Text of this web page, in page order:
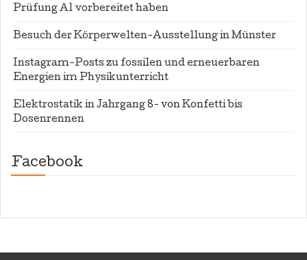
Prüfung A1 vorbereitet haben
Besuch der Körperwelten-Ausstellung in Münster
Instagram-Posts zu fossilen und erneuerbaren
Energien im Physikunterricht
Elektrostatik in Jahrgang 8- von Konfetti bis
Dosenrennen
Facebook